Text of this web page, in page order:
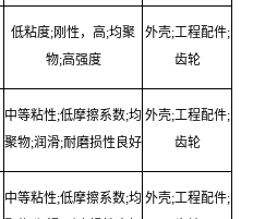
低粘度;刚性，高;均聚
物;高强度
外壳;工程配件;
齿轮
中等粘性;低摩擦系数;均
聚物;润滑;耐磨损性良好
外壳;工程配件;
齿轮
中等粘性;低摩擦系数;均 外壳;工程配件;